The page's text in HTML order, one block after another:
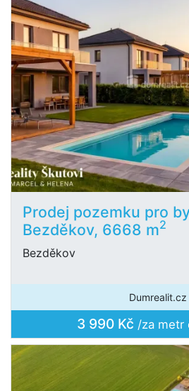
Prodej pozemku pro
Bezděkov, 6668 m2
Bezděkov
Dumrealit.cz
3 990 Kč /za metr